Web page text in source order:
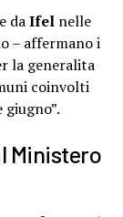
daIfelnelle
– affermano i
la generalita
coinvolti
Ministero